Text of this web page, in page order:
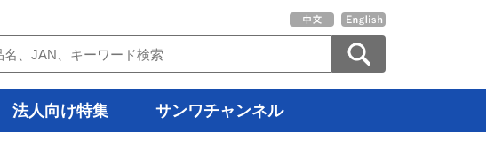
法人向け特集 サンワチャンネル